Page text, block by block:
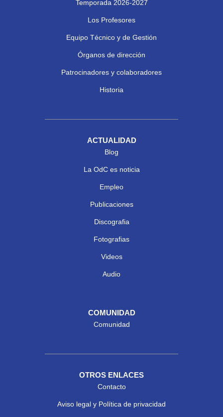
Temporada 2026-2027
Los Profesores
Equipo Técnico y de Gestión
Órganos de dirección
Patrocinadores y colaboradores
Historia
ACTUALIDAD
Blog
La OdC es noticia
Empleo
Publicaciones
Discografia
Fotografias
Videos
Audio
COMUNIDAD
Comunidad
OTROS ENLACES
Contacto
Aviso legal y Política de privacidad